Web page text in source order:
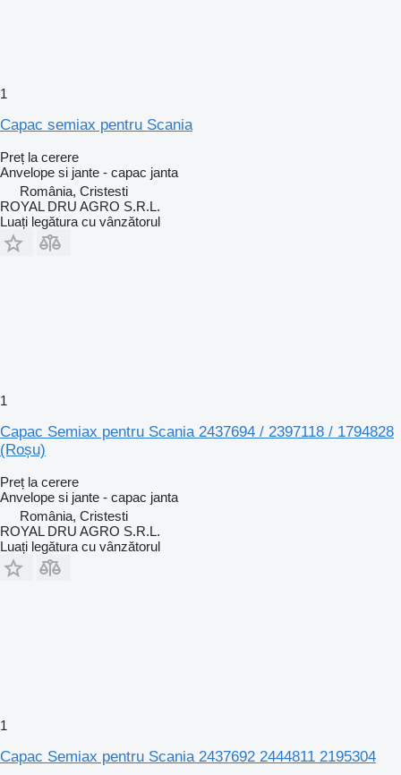
1
Capac semiax pentru Scania
Preț la cerere
Anvelope si jante - capac janta
România, Cristesti
ROYAL DRU AGRO S.R.L.
Luați legătura cu vânzătorul
1
Capac Semiax pentru Scania 2437694 / 2397118 / 1794828
(Roșu)
Preț la cerere
Anvelope si jante - capac janta
România, Cristesti
ROYAL DRU AGRO S.R.L.
Luați legătura cu vânzătorul
1
Capac Semiax pentru Scania 2437692 2444811 2195304